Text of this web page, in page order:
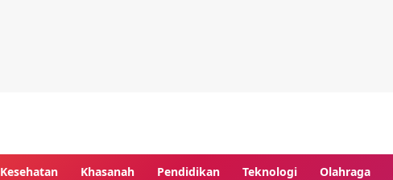
Kesehatan Khasanah Pendidikan Teknologi Olahraga